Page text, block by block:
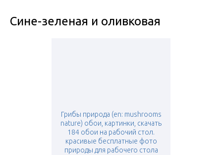
Сине-зеленая и оливковая
Грибы природа (en: mushrooms
nature) обои, картинки, скачать
184 обои на рабочий стол.
красивые бесплатные фото
природы для рабочего стола